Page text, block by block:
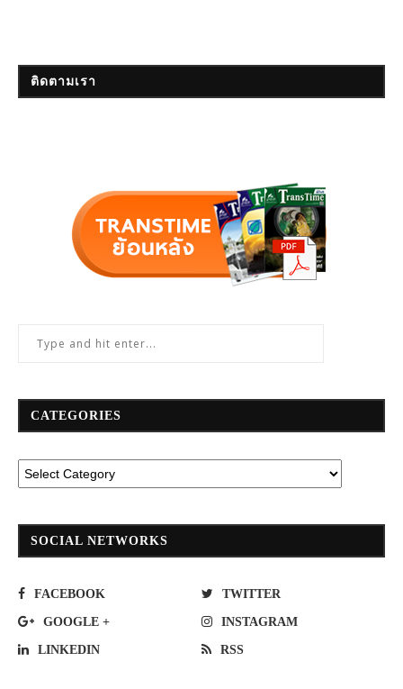
ติดตามเรา
CATEGORIES
SOCIAL NETWORKS
FACEBOOK TWITTER
GOOGLE + INSTAGRAM
LINKEDIN RSS